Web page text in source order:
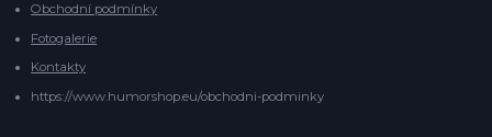
Obchodní podmínky
Fotogalerie
Kontakty
https://www.humorshop.eu/obchodni-podminky